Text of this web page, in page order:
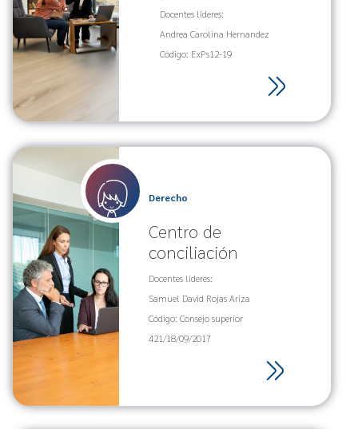
Docentes lideres:
Andrea Carolina Hernandez
Código: ExPs12-19
Derecho
Centro de
conciliación
Docentes lideres:
Samuel David Rojas Ariza
Código: Consejo superior
421/18/09/2017